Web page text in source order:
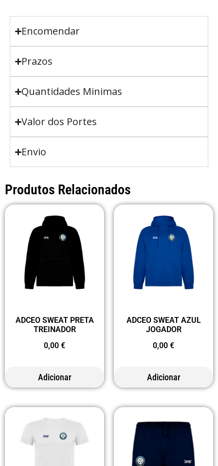
Encomendar
Prazos
Quantidades Minimas
Valor dos Portes
Envio
Produtos Relacionados
ADCEO SWEAT PRETA
TREINADOR
0,00 €
Adicionar
ADCEO SWEAT AZUL
JOGADOR
0,00 €
Adicionar